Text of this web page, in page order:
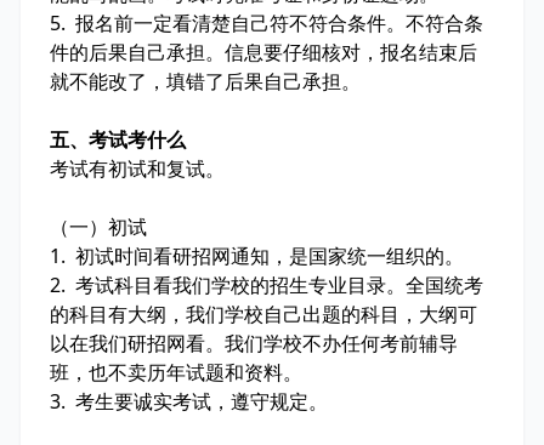
5. 报名前一定看清楚自己符不符合条件。不符合条
件的后果自己承担。信息要仔细核对，报名结束后
就不能改了，填错了后果自己承担。
五、考试考什么
考试有初试和复试。
（一）初试
1. 初试时间看研招网通知，是国家统一组织的。
2. 考试科目看我们学校的招生专业目录。全国统考
的科目有大纲，我们学校自己出题的科目，大纲可
以在我们研招网看。我们学校不办任何考前辅导
班，也不卖历年试题和资料。
3. 考生要诚实考试，遵守规定。